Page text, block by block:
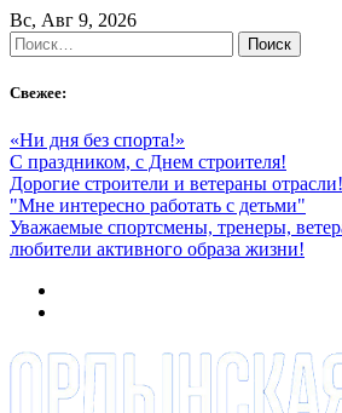
Skip
to
content
Вс, Авг 9, 2026
Найти:
Свежее:
«Ни дня без спорта!»
С праздником, с Днем строителя!
Дорогие строители и ветераны отрасли!
"Мне интересно работать с детьми"
Уважаемые спортсмены, тренеры,
любители активного образа жизни!